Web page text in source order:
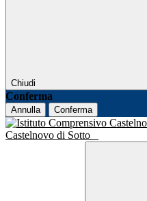
Chiudi
Conferma
Annulla Conferma
Castelnovo di Sotto